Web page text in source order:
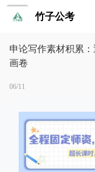
竹子公考
申论写作素材积累
画卷
06/11